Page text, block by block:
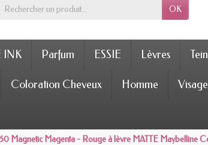
OK
INK Parfum ESSIE Lèvres
Coloration Cheveux Homme Visage
Magnetic Magenta - Rouge à lèvre MATTE Maybelline